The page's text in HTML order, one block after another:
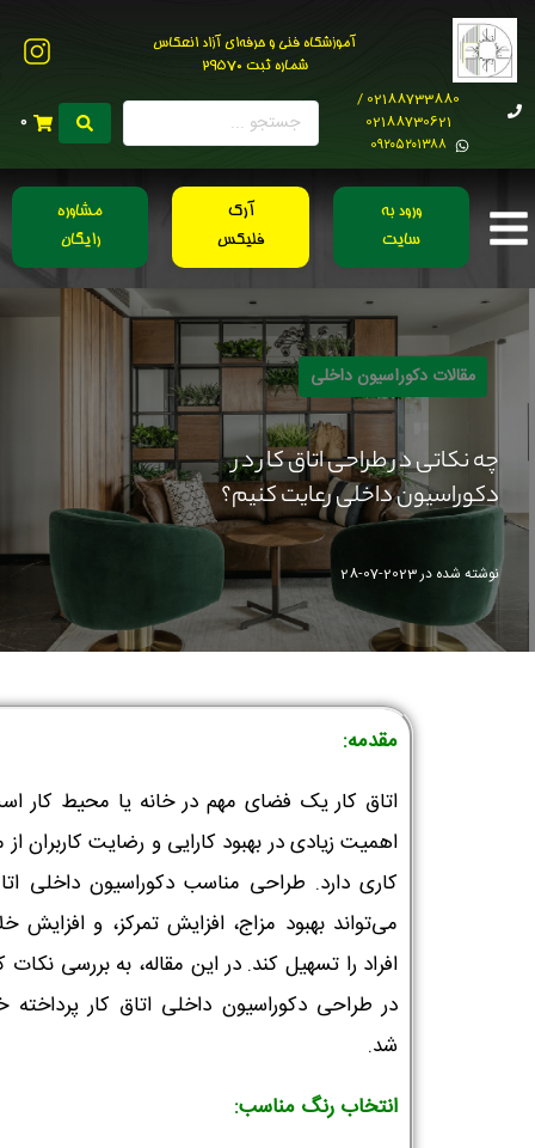
آموزشگاه فنی و حرفه‌ای آزاد انعکاس
شماره ثبت 29570
02188733880 /
02188730621
0۹۲۰۵۲۰۱۳۸۸
0
ورود به
سایت
آرک
فلیکس
مشاوره
رایگان
مقالات دکوراسیون داخلی
چه نکاتی در طراحی اتاق کار در
دکوراسیون داخلی رعایت کنیم؟
نوشته شده در2023-07-28
مقدمه:
اتاق کار یک فضای مهم در خانه یا محیط کار
اهمیت زیادی در بهبود کارایی و رضایت کاربران
کاری دارد. طراحی مناسب دکوراسیون داخلی
می‌تواند بهبود مزاج، افزایش تمرکز، و افزایش
افراد را تسهیل کند. در این مقاله، به بررسی نکات
در طراحی دکوراسیون داخلی اتاق کار پرداخته
شد.
انتخاب رنگ مناسب: